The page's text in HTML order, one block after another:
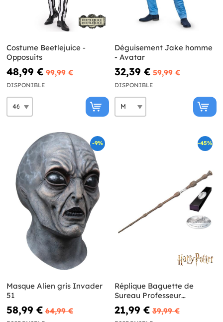
Costume Beetlejuice -
Opposuits
48,99 € 99,99 €
DISPONIBLE
Déguisement Jake homme
- Avatar
32,39 € 59,99 €
DISPONIBLE
-9%
Masque Alien gris Invader
51
58,99 € 64,99 €
-45%
Réplique Baguette de
Sureau Professeur
Dumbledore - Harry Potter
21,99 € 39,99 €